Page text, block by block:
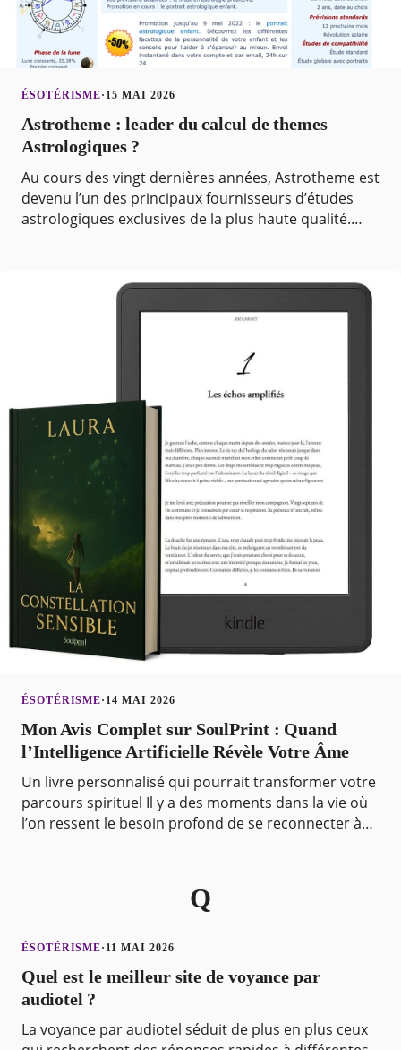
ÉSOTÉRISME· 15 MAI 2026
Astrotheme : leader du calcul de themes
Astrologiques ?
Au cours des vingt dernières années, Astrotheme est
devenu l’un des principaux fournisseurs d’études
astrologiques exclusives de la plus haute qualité.
ÉSOTÉRISME· 14 MAI 2026
Mon Avis Complet sur SoulPrint : Quand
l’Intelligence Artificielle Révèle Votre Âme
Un livre personnalisé qui pourrait transformer votre
parcours spirituel Il y a des moments dans la vie où
l’on ressent le besoin profond de se reconnecter à
Q
ÉSOTÉRISME· 11 MAI 2026
Quel est le meilleur site de voyance par
audiotel ?
La voyance par audiotel séduit de plus en plus ceux